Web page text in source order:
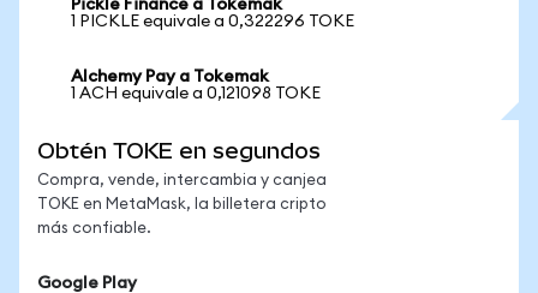
Pickle Finance a Tokemak
1 PICKLE equivale a 0,322296 TOKE
Alchemy Pay a Tokemak
1 ACH equivale a 0,121098 TOKE
Obtén TOKE en segundos
Compra, vende, intercambia y canjea
TOKE en MetaMask, la billetera cripto
más confiable.
Google Play